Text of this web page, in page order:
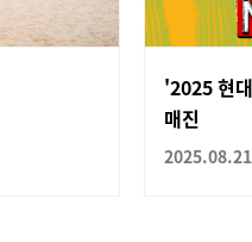
'2025 현
매진
2025.08.21